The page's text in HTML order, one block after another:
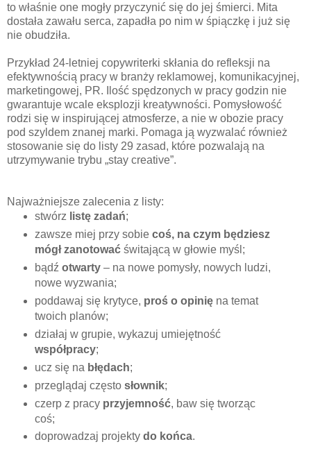
to właśnie one mogły przyczynić się do jej śmierci. Mita
dostała zawału serca, zapadła po nim w śpiączkę i już się
nie obudziła.
Przykład 24-letniej copywriterki skłania do refleksji na
efektywnością pracy w branży reklamowej, komunikacyjnej,
marketingowej, PR. Ilość spędzonych w pracy godzin nie
gwarantuje wcale eksplozji kreatywności. Pomysłowość
rodzi się w inspirującej atmosferze, a nie w obozie pracy
pod szyldem znanej marki. Pomaga ją wyzwalać również
stosowanie się do listy 29 zasad, które pozwalają na
utrzymywanie trybu „stay creative”.
Najważniejsze zalecenia z listy:
stwórz listę zadań;
zawsze miej przy sobie coś, na czym będziesz
mógł zanotowaćświtającą w głowie myśl;
bądź otwarty– na nowe pomysły, nowych ludzi,
nowe wyzwania;
poddawaj się krytyce, proś o opinięna temat
twoich planów;
działaj w grupie, wykazuj umiejętność
współpracy;
ucz się na błędach;
przeglądaj często słownik;
czerp z pracy przyjemność, baw się tworząc
coś;
doprowadzaj projekty do końca.